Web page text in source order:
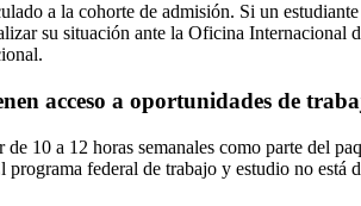
a la cohorte de admisión. Si un
su situación ante la Oficina
acceso a oportunidades de
10 a 12 horas semanales como parte del
federal de trabajo y estudio no